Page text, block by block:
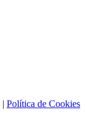
| Política de Cookies